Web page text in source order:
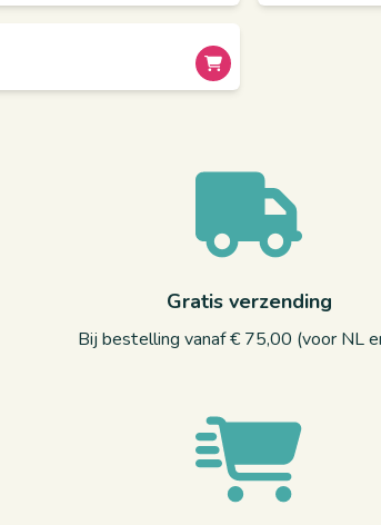
Gratis verzending
Bij bestelling vanaf € 75,00 (voor NL